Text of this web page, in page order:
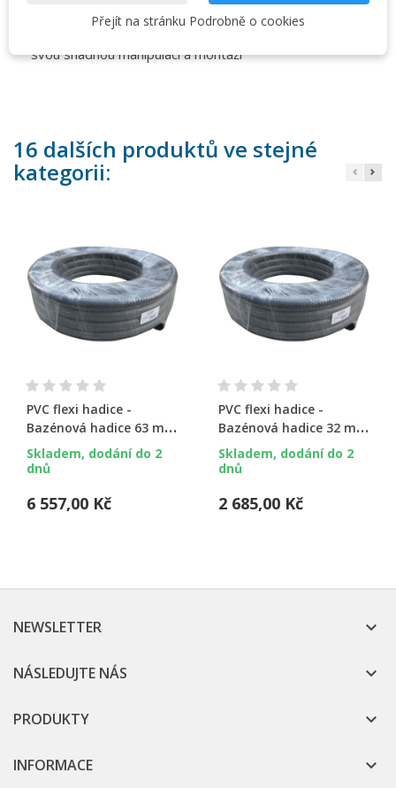
Alternativa k potrubním systémům - flexi hadice vyniká
svou snadnou manipulací a montáží
16 dalších produktů ve stejné
kategorii:
PVC flexi hadice -
Bazénová hadice 63 mm
ext. (55 mm int.), 25 m
balení
Skladem, dodání do 2
dnů
6 557,00 Kč
PVC flexi hadice -
Bazénová hadice 32 mm
ext. (25 mm int.), 25 m
balení
Skladem, dodání do 2
dnů
2 685,00 Kč
NEWSLETTER 
NÁSLEDUJTE NÁS 
PRODUKTY 
INFORMACE 
Přejít na stránku Podrobně o cookies